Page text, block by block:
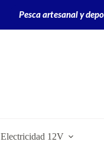
Pesca artesanal y
Electricidad 12V